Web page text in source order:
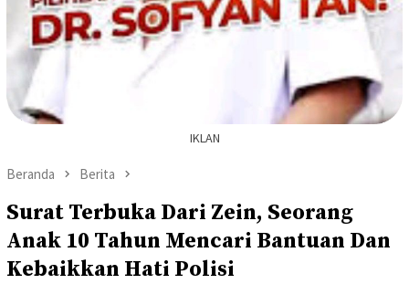
IKLAN
Beranda Berita
Surat Terbuka Dari Zein, Seorang
Anak 10 Tahun Mencari Bantuan Dan
Kebaikkan Hati Polisi